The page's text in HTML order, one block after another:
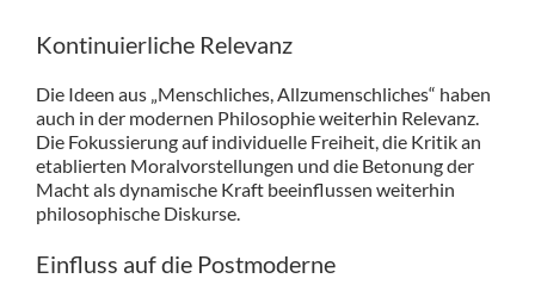
Kontinuierliche Relevanz
Die Ideen aus „Menschliches, Allzumenschliches“ haben
auch in der modernen Philosophie weiterhin Relevanz.
Die Fokussierung auf individuelle Freiheit, die Kritik an
etablierten Moralvorstellungen und die Betonung der
Macht als dynamische Kraft beeinflussen weiterhin
philosophische Diskurse.
Einfluss auf die Postmoderne